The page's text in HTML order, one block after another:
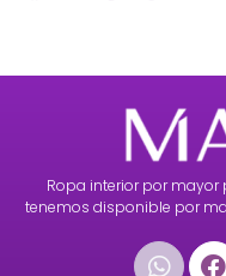
Ropa interior por
tenemos disponible por